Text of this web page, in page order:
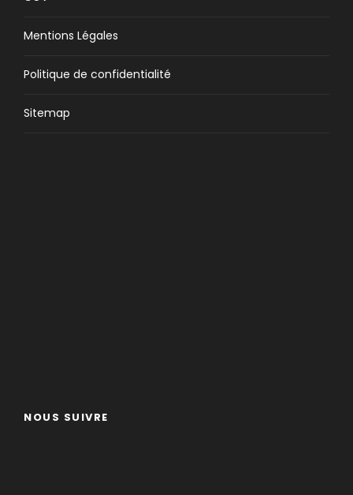
Mentions Légales
Politique de confidentialité
Sitemap
NOUS SUIVRE